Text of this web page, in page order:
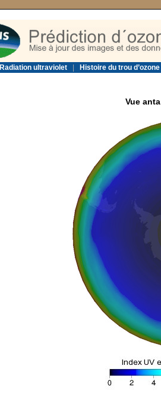
Radiation ultraviolet Histoire du trou d’ozone
Vue